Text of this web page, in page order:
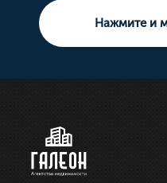
10
21
Нажмите и